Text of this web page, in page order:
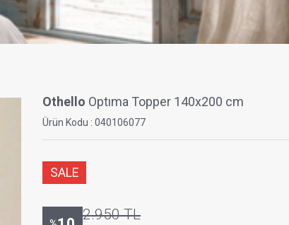
Othello Optıma Topper 140x200 cm
Ürün Kodu : 040106077
SALE
2.950TL